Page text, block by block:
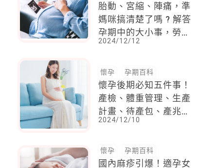
胎動、宮縮、陣痛，準
媽咪搞清楚了嗎 ? 解答
孕期中的大小事，勞累
或翻身的時候最容易出
2024/12/12
懷孕 孕期百科
懷孕後期必知五件事！
產檢、體重管理、生產
計畫、待產包、產兆應
變！
2024/12/10
懷孕 孕期百科
國內麻疹引爆！適孕女